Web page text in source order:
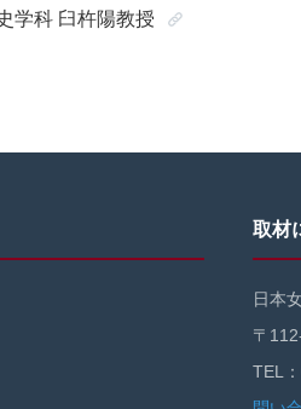
学科 臼杵陽教授
取材
日本
〒
TEL